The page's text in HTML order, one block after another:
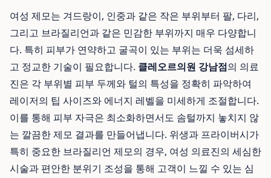
여성 제모는 겨드랑이, 인중과 같은 작은 부위부터 팔, 다리,
그리고 브라질리언과 같은 민감한 부위까지 매우 다양합니
다. 특히 피부가 연약하고 굴곡이 있는 부위는 더욱 섬세하
고 정교한 기술이 필요합니다. 클레오르의원 강남점의 의료
진은 각 부위별 피부 두께와 털의 특성을 정확히 파악하여
레이저의 팁 사이즈와 에너지 레벨을 미세하게 조절합니다.
이를 통해 피부 자극은 최소화하면서도 솜털까지 놓치지 않
는 깔끔한 제모 결과를 만들어냅니다. 위생과 프라이버시가
특히 중요한 브라질리언 제모의 경우, 여성 의료진의 세심한
시술과 편안한 분위기 조성을 통해 고객이 느낄 수 있는 심